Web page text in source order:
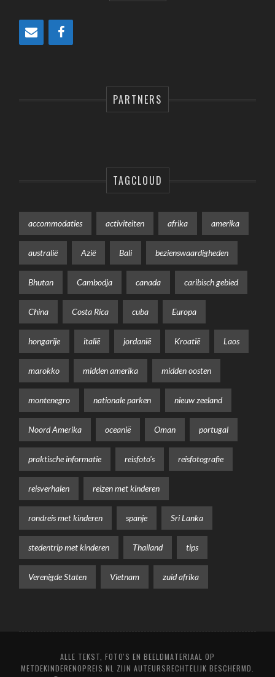
PARTNERS
TAGCLOUD
accommodaties activiteiten afrika amerika
australië Azië Bali bezienswaardigheden
Bhutan Cambodja canada caribisch gebied
China Costa Rica cuba Europa
hongarije italië jordanië Kroatië Laos
marokko midden amerika midden oosten
montenegro nationale parken nieuw zeeland
Noord Amerika oceanië Oman portugal
praktische informatie reisfoto's reisfotografie
reisverhalen reizen met kinderen
rondreis met kinderen spanje Sri Lanka
stedentrip met kinderen Thailand tips
Verenigde Staten Vietnam zuid afrika
ALLE TEKST, FOTO'S EN BEELDMATERIAAL OP
METDEKINDERENOPREIS.NL ZIJN AUTEURSRECHTELIJK BESCHERMD.